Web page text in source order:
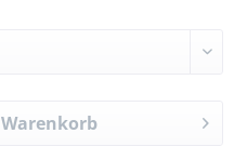
Warenkorb